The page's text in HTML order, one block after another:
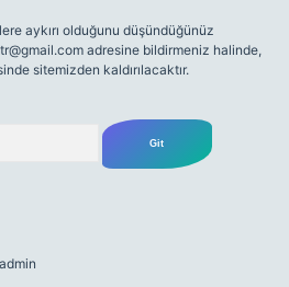
aykırı olduğunu düşündüğünüz
adresine bildirmeniz halinde,
sitemizden kaldırılacaktır.
admin